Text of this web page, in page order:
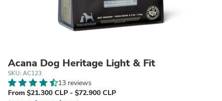
Acana Dog Heritage Light & Fit
SKU: AC123
13 reviews
From $21.300 CLP - $72.900 CLP